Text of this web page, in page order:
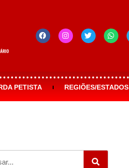
PETISTA REGIÕES/ESTADOS